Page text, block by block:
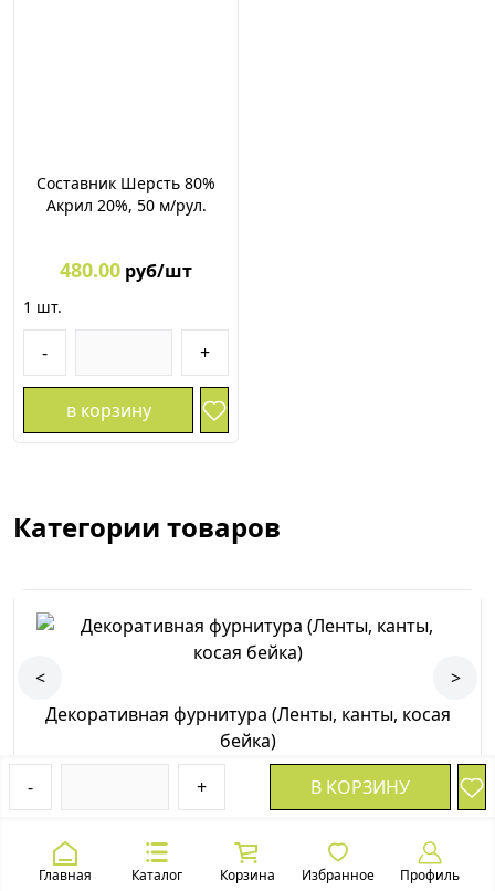
- + В КОРЗИНУ
Составник Шерсть 80%
Акрил 20%, 50 м/рул.
480.00 руб/шт
1 шт.
- +
в корзину
Категории товаров
<
Декоративная фурнитура (Ленты, канты, косая
бейка)
>
Главная Каталог Корзина Избранное Профиль